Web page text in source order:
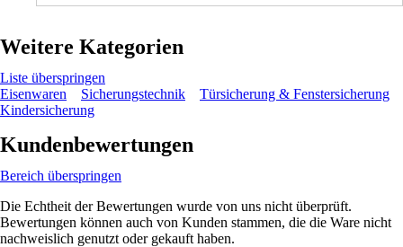
Weitere Kategorien
Liste überspringen
Eisenwaren
Sicherungstechnik
Türsicherung & Fenstersicherung
Kindersicherung
Kundenbewertungen
Bereich überspringen
Die Echtheit der Bewertungen wurde von uns nicht überprüft.
Bewertungen können auch von Kunden stammen, die die Ware nicht
nachweislich genutzt oder gekauft haben.